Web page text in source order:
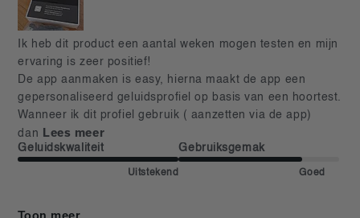
Ik heb dit product een aantal weken mogen testen en mijn
ervaring is zeer positief!
De app aanmaken is easy, hierna maakt de app een
gepersonaliseerd geluidsprofiel op basis van een hoortest.
Wanneer ik dit profiel gebruik ( aanzetten via de app)
dan Lees meer
read more about review content Ik heb dit product een
aantal weken
Geluidskwaliteit
Uitstekend
Gebruiksgemak
Goed
Toon meer